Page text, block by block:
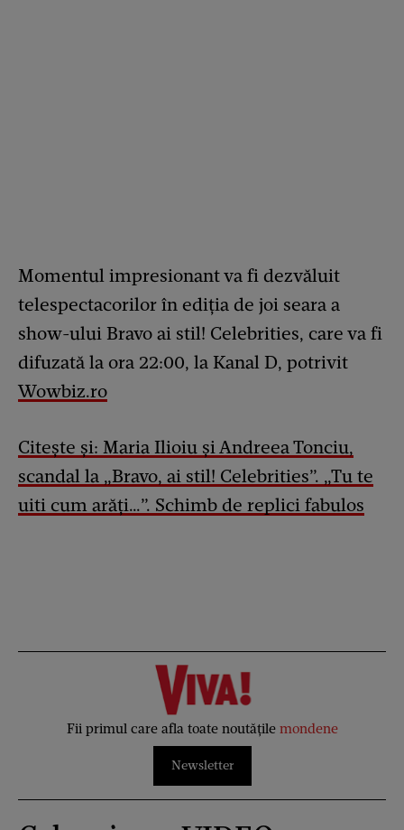
Momentul impresionant va fi dezvăluit
telespectacorilor în ediția de joi seara a
show-ului Bravo ai stil! Celebrities, care va fi
difuzată la ora 22:00, la Kanal D, potrivit
Wowbiz.ro
Citește și: Maria Ilioiu și Andreea Tonciu,
scandal la „Bravo, ai stil! Celebrities”. „Tu te
uiti cum arăți…”. Schimb de replici fabulos
Fii primul care afla toate noutățile mondene
Newsletter